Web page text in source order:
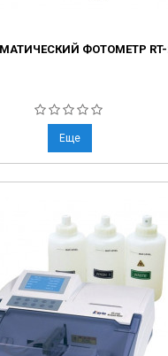
ФОТОМЕТР RT-
Еще